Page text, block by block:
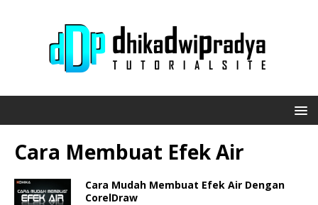
Cara Membuat Efek Air
Cara Mudah Membuat Efek Air Dengan
CorelDraw